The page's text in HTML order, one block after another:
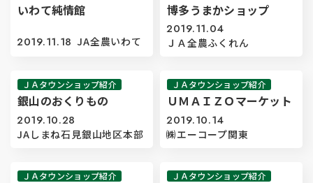
いわて純情館
2019.11.18 JA全農いわて
博多うまかショップ
2019.11.04
ＪＡ全農ふくれん
ＪＡタウンショップ紹介
銀山のおくりもの
2019.10.28
JAしまね石見銀山地区本部
ＪＡタウンショップ紹介
ＵＭＡＩＺＯマーケット
2019.10.14
㈱エーコープ関東
ＪＡタウンショップ紹介 ＪＡタウンショップ紹介